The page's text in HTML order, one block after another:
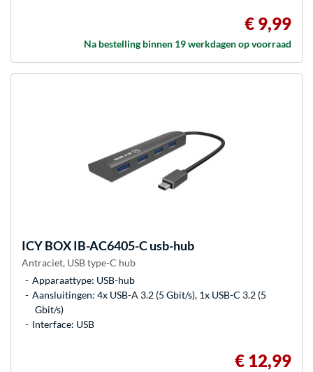
€ 9,99
Na bestelling binnen 19 werkdagen op voorraad
ICY BOXIB-AC6405-C usb-hub
Antraciet, USB type-C hub
Apparaattype: USB-hub
Aansluitingen: 4x USB-A 3.2 (5 Gbit/s), 1x USB-C 3.2 (5
Gbit/s)
Interface: USB
€ 12,99